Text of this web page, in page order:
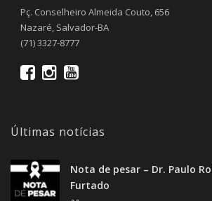
Pç. Conselheiro Almeida Couto, 656
Nazaré, Salvador-BA
(71) 3327-8777
Últimas notícias
Nota de pesar – Dr. Paulo
Furtado